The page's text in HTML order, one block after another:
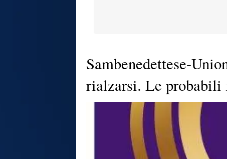
Sambenedettese-
rialzarsi. Le probabili